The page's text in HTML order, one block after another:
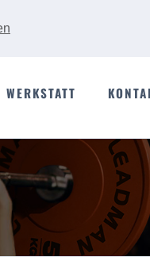
WERKSTATT